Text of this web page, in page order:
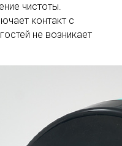
чистоты.
контакт с
не возникает